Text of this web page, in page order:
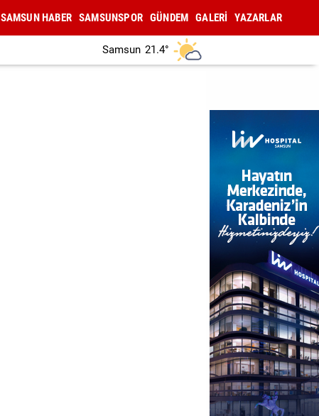
SAMSUN HABER SAMSUNSPOR GÜNDEM GALERİ YAZARLAR
Samsun 21.4°